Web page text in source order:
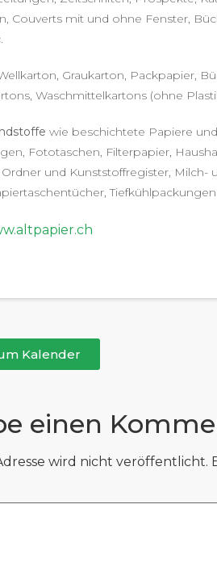
Cou­verts mit und ohne Fen­ster,
Graukar­ton, Pack­pa­pi­er,
Waschmit­telka­r­tons (ohne
wie beschichtete Papiere
Foto­taschen, Fil­ter­pa­pi­er,
und Kun­st­stof­freg­is­ter,
Kalender
einen
wird nicht veröffentlicht.